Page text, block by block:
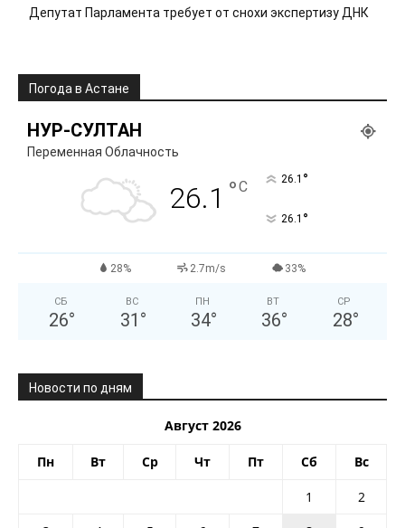
Депутат Парламента требует от снохи экспертизу ДНК
Погода в Астане
НУР-СУЛТАН
Переменная Облачность
26.1 °C 26.1 °
26.1 °
28% 2.7m/s 33%
СБ
26°
ВС
31 °
ПН
34°
ВТ
36°
СР
28°
Новости по дням
Август 2026
Пн Вт Ср Чт Пт Сб Вс
1
2